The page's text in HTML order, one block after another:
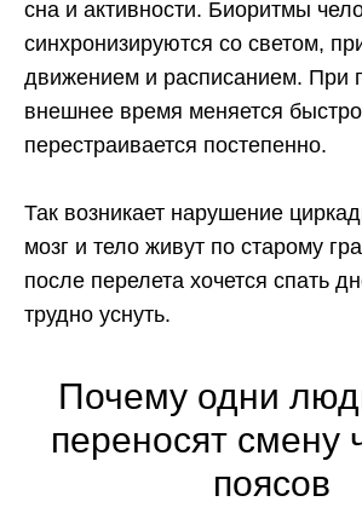
сна и активности. Биоритмы
синхронизируются со светом,
движением и расписанием. При
внешнее время меняется
перестраивается постепенно.
Так возникает нарушение
мозг и тело живут по старому
после перелета хочется спать
трудно уснуть.
Почему одни
переносят смену
поясов